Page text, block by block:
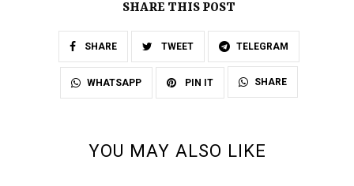
SHARE THIS POST
SHARE TWEET TELEGRAM
WHATSAPP PIN IT SHARE
YOU MAY ALSO LIKE